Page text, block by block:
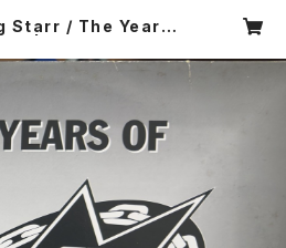
Starr / The Years
CO ASIA